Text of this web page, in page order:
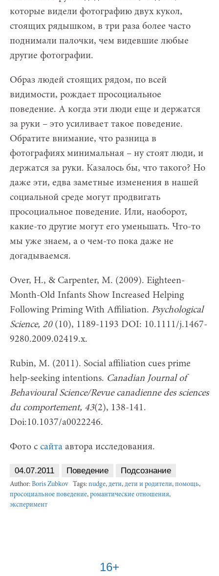
которые видели фотографию двух кукол,
стоящих рядышком, в три раза более часто
поднимали палочки, чем видевшие любые
другие фотографии.
Образ людей стоящих рядом, по всей
видимости, рождает просоциальное
поведение. А когда эти люди еще и держатся
за руки – это усиливает такое поведение.
Обратите внимание, что разница в
фотографиях минимальная – ну стоят люди, и
держатся за руки. Казалось бы, что такого? Но
даже эти, едва заметные изменения в нашей
социальной среде могут продвигать
просоциальное поведение. Или, наоборот,
какие-то другие могут его уменьшать. Что-то
мы уже знаем, а о чем-то пока даже не
догадываемся.
Over, H., & Carpenter, M. (2009). Eighteen-
Month-Old Infants Show Increased Helping
Following Priming With Affiliation. Psychological
Science, 20(10), 1189-1193 DOI: 10.1111/j.1467-
9280.2009.02419.x.
Rubin, M. (2011). Social affiliation cues prime
help-seeking intentions. Canadian Journal of
Behavioural Science/Revue canadienne des sciences
du comportement, 43(2), 138-141.
Doi:10.1037/a0022246.
Фото с сайта автора исследования.
04.07.2011 Поведение Подсознание
Author: Boris Zubkov Tags: nudge, дети, дети и родители, помощь,
просоциальное поведение, романтические отношения,
эксперимент
16+